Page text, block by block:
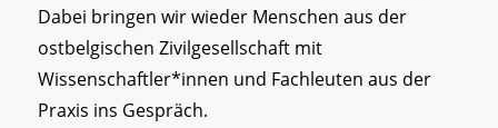
Dabei bringen wir wieder Menschen aus der
ostbelgischen Zivilgesellschaft mit
Wissenschaftler*innen und Fachleuten aus der
Praxis ins Gespräch.